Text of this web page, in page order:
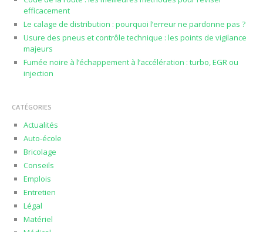
efficacement
Le calage de distribution : pourquoi l’erreur ne pardonne pas ?
Usure des pneus et contrôle technique : les points de vigilance
majeurs
Fumée noire à l’échappement à l’accélération : turbo, EGR ou
injection
CATÉGORIES
Actualités
Auto-école
Bricolage
Conseils
Emplois
Entretien
Légal
Matériel